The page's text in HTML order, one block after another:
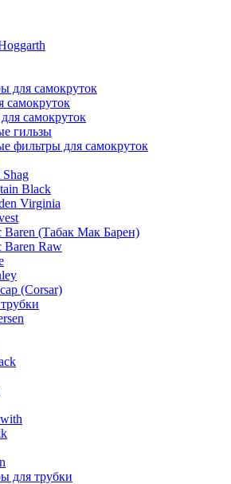
для самокруток
самокруток
самокруток
гильзы
фильтры для самокруток
Black
Virginia
Baren (Табак Мак Барен)
Baren Raw
(Corsar)
для трубки